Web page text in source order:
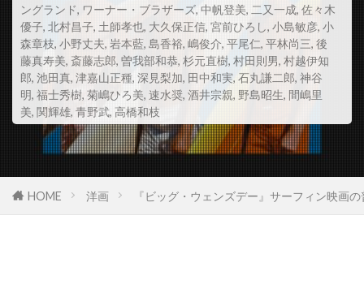
スコット・コルク
スコット・シェパード
スコット・シルヴァー
スコット・ジョプリン
スコット・トーマス
スコット・ノイスタッター
スコット・バクラ
スコット・バドニック
スコット・ヒックス
スコット・リーヴス
スコット・ルーディン
スサンネ・ビア
スサンネ・リンマン
ングランド, ワーナー・ブラザーズ, 中帆登美, 二又一成, 佐々木
優子, 北村昌子, 土師孝也, 大久保正信, 宮前ひろし, 小島敏彦, 小
森章枝, 小野丈夫, 岩本藍, 島香裕, 嶋俊介, 平尾仁, 平林尚三, 後
藤真寿美, 斎藤志郎, 曽我部和恭, 杉元直樹, 村田則男, 村越伊知
郎, 池田真, 津嘉山正種, 深見梨加, 田中和実, 石丸謙二郎, 神谷
明, 福士秀樹, 菊嶋ひろ美, 速水奨, 酒井宗親, 野島昭生, 間嶋里
美, 関輝雄, 青野武, 高橋和枝
HOME 洋画 『ビッグ・ウェンズデー』サーフィン映画